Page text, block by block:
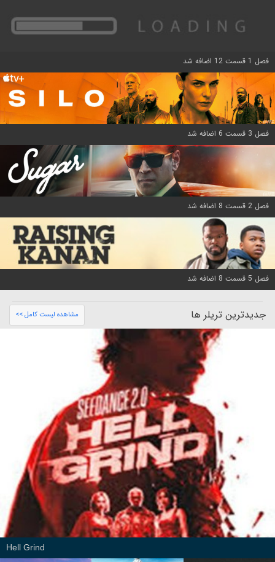
فصل 1 قسمت 12 اضافه شد
فصل 3 قسمت 6 اضافه شد
فصل 2 قسمت 8 اضافه شد
فصل 5 قسمت 8 اضافه شد
جدیدترین تریلر ها مشاهده لیست کامل >>
Hell Grind